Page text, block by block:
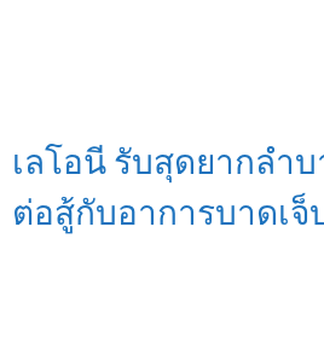
เลโอนี รับสุดยากลำ
ต่อสู้กับอาการบาดเจ็